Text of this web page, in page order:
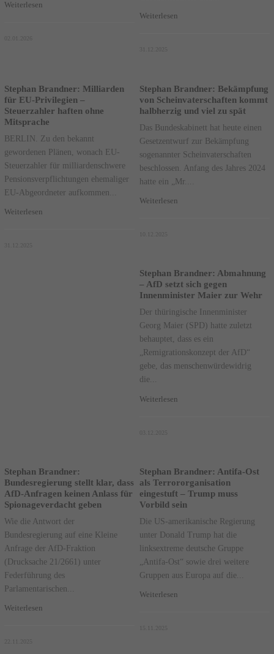
Weiterlesen
Weiterlesen
Stephan Brandner: Milliarden
für EU-Privilegien –
Steuerzahler haften ohne
Mitsprache
BERLIN. Zu den bekannt
gewordenen Plänen, wonach EU-
Steuerzahler für milliardenschwere
Pensionsverpflichtungen ehemaliger
EU-Abgeordneter aufkommen...
Weiterlesen
Stephan Brandner: Bekämpfung
von Scheinvaterschaften kommt
halbherzig und viel zu spät
Das Bundeskabinett hat heute einen
Gesetzentwurf zur Bekämpfung
sogenannter Scheinvaterschaften
beschlossen. Anfang des Jahres 2024
hatte ein „Mr....
Weiterlesen
Stephan Brandner: Abmahnung
– AfD setzt sich gegen
Innenminister Maier zur Wehr
Der thüringische Innenminister
Georg Maier (SPD) hatte zuletzt
behauptet, dass es ein
„Remigrationskonzept der AfD“
gebe, das menschenwürdewidrig
die...
Weiterlesen
Stephan Brandner:
Bundesregierung stellt klar, dass
AfD-Anfragen keinen Anlass für
Spionageverdacht geben
Wie die Antwort der
Bundesregierung auf eine Kleine
Anfrage der AfD-Fraktion
(Drucksache 21/2661) unter
Federführung des
Parlamentarischen...
Weiterlesen
Stephan Brandner: Antifa-Ost
als Terrororganisation
eingestuft – Trump muss
Vorbild sein
Die US-amerikanische Regierung
unter Donald Trump hat die
linksextreme deutsche Gruppe
„Antifa-Ost“ sowie drei weitere
Gruppen aus Europa auf die...
Weiterlesen